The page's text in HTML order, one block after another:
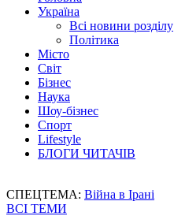
Україна
Всі новини розділу
Політика
Місто
Світ
Бізнес
Наука
Шоу-бізнес
Спорт
Lifestyle
БЛОГИ ЧИТАЧІВ
СПЕЦТЕМА: Війна в Ірані
ВСІ ТЕМИ